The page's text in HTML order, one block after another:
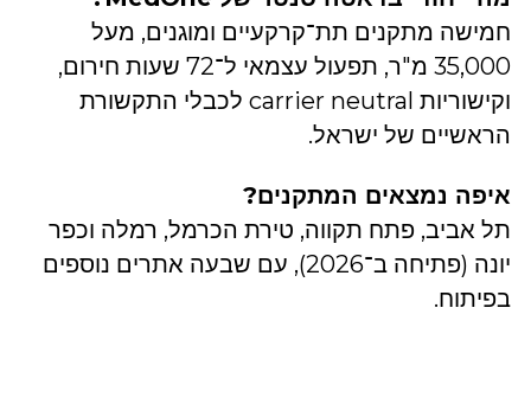
חמישה מתקנים תת־קרקעיים ומוגנים, מעל
35,000 מ"ר, תפעול עצמאי ל־72 שעות חירום,
וקישוריות carrier neutral לכבלי התקשורת
הראשיים של ישראל.
איפה נמצאים המתקנים?
תל אביב, פתח תקווה, טירת הכרמל, רמלה וכפר
יונה (פתיחה ב־2026), עם שבעה אתרים נוספים
בפיתוח.